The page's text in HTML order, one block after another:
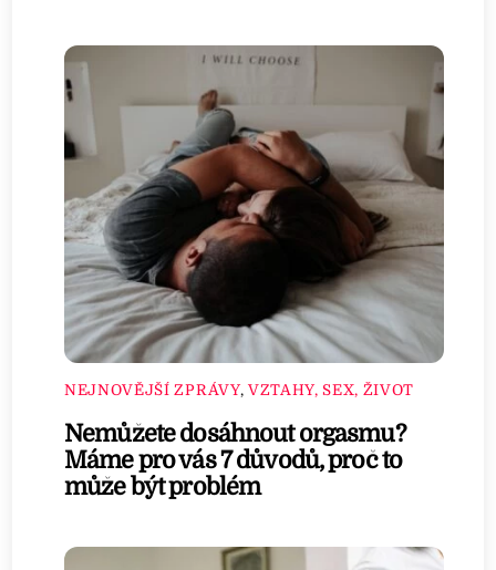
NEJNOVĚJŠÍ ZPRÁVY, VZTAHY, SEX, ŽIVOT
Nemůžete dosáhnout orgasmu?
Máme pro vás 7 důvodů, proč to
může být problém